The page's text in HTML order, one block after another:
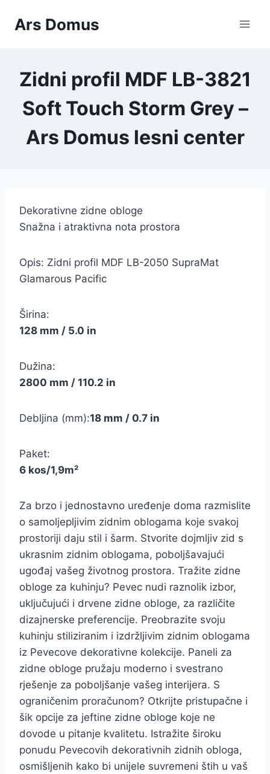
Ars Domus
Zidni profil MDF LB-3821
Soft Touch Storm Grey –
Ars Domus lesni center
Dekorativne zidne obloge
Snažna i atraktivna nota prostora
Opis: Zidni profil MDF LB-2050 SupraMat
Glamarous Pacific
Širina:
128 mm / 5.0 in
Dužina:
2800 mm / 110.2 in
Debljina (mm):18 mm / 0.7 in
Paket:
6 kos/1,9m²
Za brzo i jednostavno uređenje doma razmislite
o samoljepljivim zidnim oblogama koje svakoj
prostoriji daju stil i šarm. Stvorite dojmljiv zid s
ukrasnim zidnim oblogama, poboljšavajući
ugođaj vašeg životnog prostora. Tražite zidne
obloge za kuhinju? Pevec nudi raznolik izbor,
uključujući i drvene zidne obloge, za različite
dizajnerske preferencije. Preobrazite svoju
kuhinju stiliziranim i izdržljivim zidnim oblogama
iz Pevecove dekorativne kolekcije. Paneli za
zidne obloge pružaju moderno i svestrano
rješenje za poboljšanje vašeg interijera. S
ograničenim proračunom? Otkrijte pristupačne i
šik opcije za jeftine zidne obloge koje ne
dovode u pitanje kvalitetu. Istražite široku
ponudu Pevecovih dekorativnih zidnih obloga,
osmišljenih kako bi unijele suvremeni štih u vaš